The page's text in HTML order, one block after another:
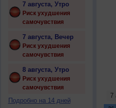
7 августа, Утро
Риск ухудшения
самочувствия
7 августа, Вечер
Риск ухудшения
самочувствия
8 августа, Утро
Риск ухудшения
самочувствия
Подробно на 14 дней